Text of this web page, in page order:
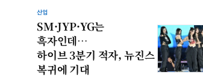
산업
SM·JYP·YG는
흑자인데…
하이브 3분기 적자, 뉴진스
복귀에 기대